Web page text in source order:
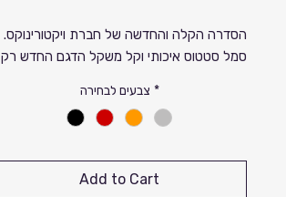
הסדרה הקלה והחדשה של חברת ויקטורינוקס.
סמל סטטוס איכותי וקל משקל הדגם החדש רק
מחסני מזוודות בשיתוף פעולה עם חברת
קצה של המותג השוויצרי במלאים בלעדיים
בישראל והכי חשוב עם אחריות יבואן רשמי
צבעים לבחירה *
Add to Cart